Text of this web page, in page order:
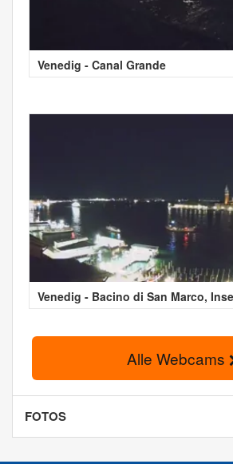
Venedig - Canal Grande
Venedig - Bacino di San Marco,
Alle Webcams
FOTOS